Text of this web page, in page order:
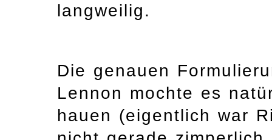
langweilig.
Die genauen
Lennon mochte es
hauen (eigentlich war